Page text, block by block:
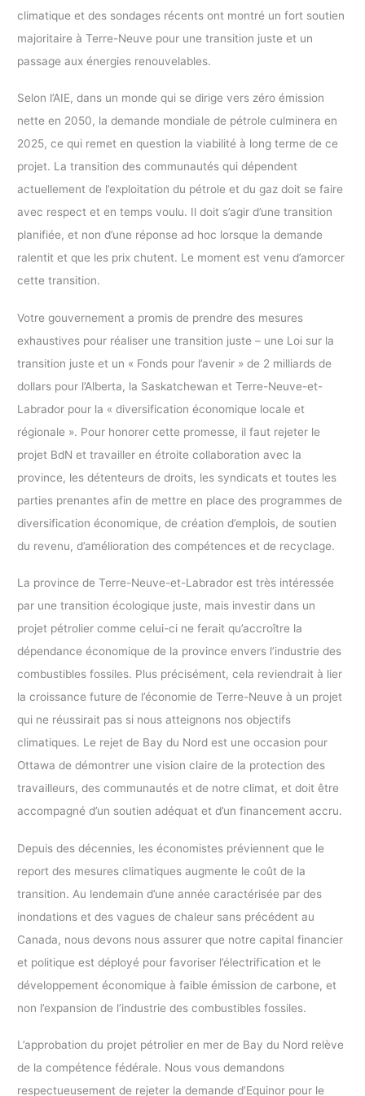
climatique et des sondages récents ont montré un fort soutien
majoritaire à Terre-Neuve pour une transition juste et un
passage aux énergies renouvelables.
Selon l’AIE, dans un monde qui se dirige vers zéro émission
nette en 2050, la demande mondiale de pétrole culminera en
2025, ce qui remet en question la viabilité à long terme de ce
projet. La transition des communautés qui dépendent
actuellement de l’exploitation du pétrole et du gaz doit se faire
avec respect et en temps voulu. Il doit s’agir d’une transition
planifiée, et non d’une réponse ad hoc lorsque la demande
ralentit et que les prix chutent. Le moment est venu d’amorcer
cette transition.
Votre gouvernement a promis de prendre des mesures
exhaustives pour réaliser une transition juste – une Loi sur la
transition juste et un « Fonds pour l’avenir » de 2 milliards de
dollars pour l’Alberta, la Saskatchewan et Terre-Neuve-et-
Labrador pour la « diversification économique locale et
régionale ». Pour honorer cette promesse, il faut rejeter le
projet BdN et travailler en étroite collaboration avec la
province, les détenteurs de droits, les syndicats et toutes les
parties prenantes afin de mettre en place des programmes de
diversification économique, de création d’emplois, de soutien
du revenu, d’amélioration des compétences et de recyclage.
La province de Terre-Neuve-et-Labrador est très intéressée
par une transition écologique juste, mais investir dans un
projet pétrolier comme celui-ci ne ferait qu’accroître la
dépendance économique de la province envers l’industrie des
combustibles fossiles. Plus précisément, cela reviendrait à lier
la croissance future de l’économie de Terre-Neuve à un projet
qui ne réussirait pas si nous atteignons nos objectifs
climatiques. Le rejet de Bay du Nord est une occasion pour
Ottawa de démontrer une vision claire de la protection des
travailleurs, des communautés et de notre climat, et doit être
accompagné d’un soutien adéquat et d’un financement accru.
Depuis des décennies, les économistes préviennent que le
report des mesures climatiques augmente le coût de la
transition. Au lendemain d’une année caractérisée par des
inondations et des vagues de chaleur sans précédent au
Canada, nous devons nous assurer que notre capital financier
et politique est déployé pour favoriser l’électrification et le
développement économique à faible émission de carbone, et
non l’expansion de l’industrie des combustibles fossiles.
L’approbation du projet pétrolier en mer de Bay du Nord relève
de la compétence fédérale. Nous vous demandons
respectueusement de rejeter la demande d’Equinor pour le